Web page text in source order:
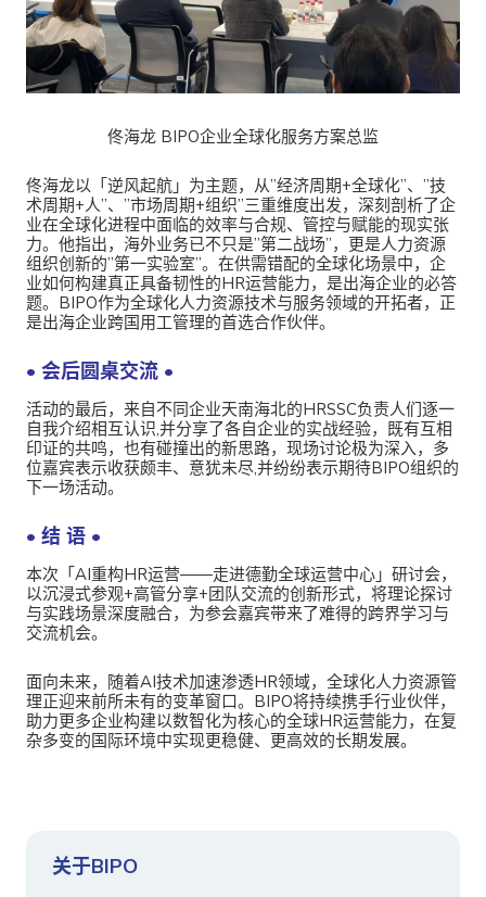
佟海龙 BIPO企业全球化服务方案总监
佟海龙以「逆风起航」为主题，从”经济周期+全球化”、”技
术周期+人”、”市场周期+组织”三重维度出发，深刻剖析了企
业在全球化进程中面临的效率与合规、管控与赋能的现实张
力。他指出，海外业务已不只是”第二战场”，更是人力资源
组织创新的”第一实验室”。在供需错配的全球化场景中，企
业如何构建真正具备韧性的HR运营能力，是出海企业的必答
题。BIPO作为全球化人力资源技术与服务领域的开拓者，正
是出海企业跨国用工管理的首选合作伙伴。
• 会后圆桌交流 •
活动的最后，来自不同企业天南海北的HRSSC负责人们逐一
自我介绍相互认识,并分享了各自企业的实战经验，既有互相
印证的共鸣，也有碰撞出的新思路，现场讨论极为深入，多
位嘉宾表示收获颇丰、意犹未尽,并纷纷表示期待BIPO组织的
下一场活动。
• 结 语 •
本次「AI重构HR运营——走进德勤全球运营中心」研讨会，
以沉浸式参观+高管分享+团队交流的创新形式，将理论探讨
与实践场景深度融合，为参会嘉宾带来了难得的跨界学习与
交流机会。
面向未来，随着AI技术加速渗透HR领域，全球化人力资源管
理正迎来前所未有的变革窗口。BIPO将持续携手行业伙伴，
助力更多企业构建以数智化为核心的全球HR运营能力，在复
杂多变的国际环境中实现更稳健、更高效的长期发展。
关于BIPO